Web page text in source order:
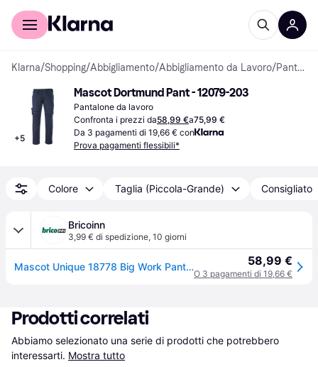
Per il tuo shopping
Klarna/Shopping/Abbigliamento/Abbigliamento da Lavoro/ Pantaloni da lavoro
+5
Mascot Dortmund Pant - 12079-203
Pantalone da lavoro
Confronta i prezzi da58,99 €a75,99 €
Da 3 pagamenti di 19,66 € con
Prova pagamenti flessibili*
Colore Taglia (Piccola-Grande) Consigliato
Bricoinn
3,99 € di spedizione, 10 giorni
Mascot Unique 18778 Big Work Pants Grigio 46 / 30 Donna 58,99 €
O 3 pagamenti di 19,66 €
Prodotti correlati
Abbiamo selezionato una serie di prodotti che potrebbero
interessarti. Mostra tutto